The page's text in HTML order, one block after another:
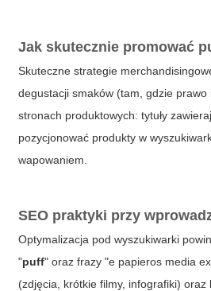
Jak skutecznie promować
Skuteczne strategie
degustacji smaków (tam, gdzie
stronach produktowych: tytuły
pozycjonować produkty w
wapowaniem.
SEO praktyki przy
Optymalizacja pod wyszukiwarki
"puff" oraz frazy "e papieros media
(zdjęcia, krótkie filmy, infografiki)